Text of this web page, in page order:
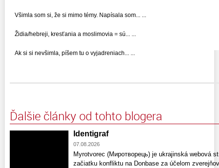
Všimla som si, že si mimo témy. Napísala som... ...
Židia/hebreji, kresťania a moslimovia = sú... ...
Ak si si nevšimla, píšem tu o vyjadreniach... ...
Ďalšie články od tohto blogera
Identigraf
07.08.2026
Myrotvorec (Миротворець) je ukrajinská webová
začiatku konfliktu na Donbase za účelom